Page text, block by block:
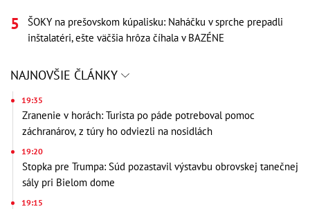
ŠOKY na prešovskom kúpalisku: Naháčku v sprche prepadli
inštalatéri, ešte väčšia hrôza číhala v BAZÉNE
NAJNOVŠIE ČLÁNKY
19:35
Zranenie v horách: Turista po páde potreboval pomoc
záchranárov, z túry ho odviezli na nosidlách
19:20
Stopka pre Trumpa: Súd pozastavil výstavbu obrovskej tanečnej
sály pri Bielom dome
19:15